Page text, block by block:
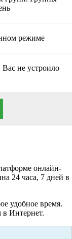
режиме
Вас не устроило
онлайн-
24 часа, 7 дней в
удобное время.
Интернет.